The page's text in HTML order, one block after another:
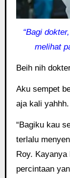
“Bagi
melihat
Beih nih
Aku sempet
aja kali
“Bagiku kau
terlalu
Roy. Kayanya
percintaan